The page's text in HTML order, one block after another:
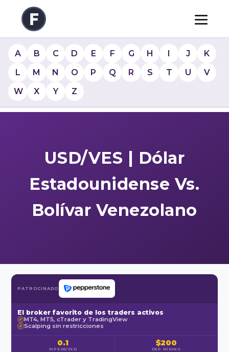
A B C D E F G H I J
K
L
M N O P Q R S T U
V
W
X Y Z
USD/VES | Dólar
Estadounidense Vs.
Bolívar Venezolano
PATROCINADO
El broker favorito de los traders activos
✓ MT4, MT5, cTrader y TradingView
✓ Scalping sin restricciones
0.1
PIP EUR/USD
$200
DEP. MÍNIMO